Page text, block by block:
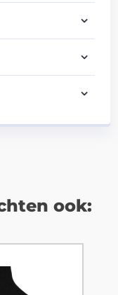
ook: